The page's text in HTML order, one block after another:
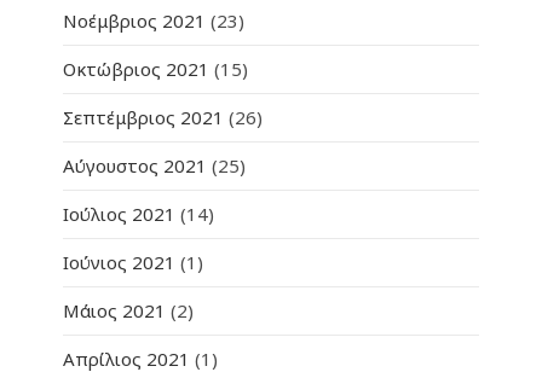
Νοέμβριος 2021 (23)
Οκτώβριος 2021 (15)
Σεπτέμβριος 2021 (26)
Αύγουστος 2021 (25)
Ιούλιος 2021 (14)
Ιούνιος 2021 (1)
Μάιος 2021 (2)
Απρίλιος 2021 (1)